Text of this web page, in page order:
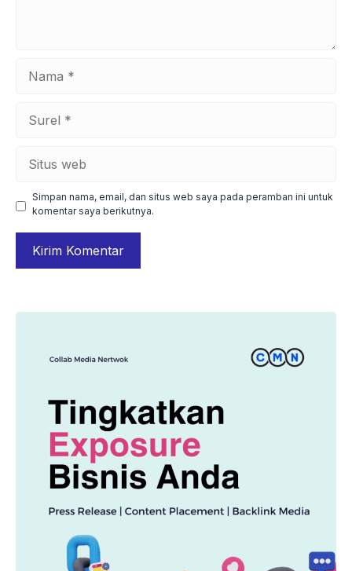
web
Simpan nama, email, dan situs web saya pada peramban ini untuk
komentar saya berikutnya.